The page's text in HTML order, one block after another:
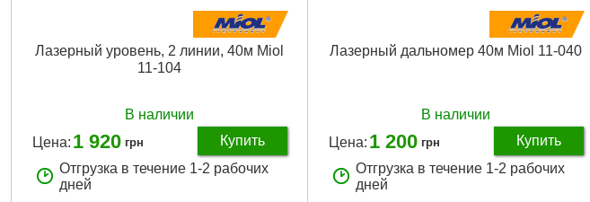
Лазерный уровень, 2 линии, 40м Miol
11-104
В наличии
Цена: 1 920 грн
Купить
Отгрузка в течение 1-2 рабочих
дней
Лазерный дальномер 40м Miol 11-040
В наличии
Цена: 1 200 грн
Купить
Отгрузка в течение 1-2 рабочих
дней